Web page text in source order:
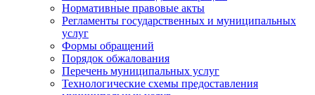
Нормативные правовые акты
Регламенты государственных и муниципальных
услуг
Формы обращений
Порядок обжалования
Перечень муниципальных услуг
Технологические схемы предоставления